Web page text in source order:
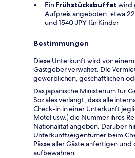
Ein Frühstücksbuffet wird
Aufpreis angeboten: etwa
und 1540 JPY für Kinder
Bestimmungen
Diese Unterkunft wird von
Gastgeber verwaltet. Die
gewerblichen, geschäftlichen
Das japanische Ministerium für
Soziales verlangt, dass alle
Check-in in einer Unterkunft
Motel usw.) die Nummer ihres
Nationalität angeben. Darüber
Unterkunftseigentümer beim
Pässe aller Gäste anfertigen
aufbewahren.